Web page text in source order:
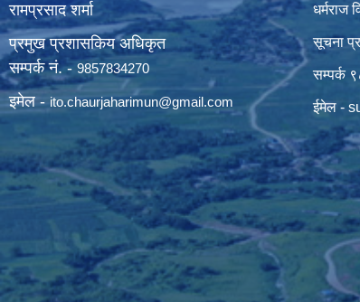
रामप्रसाद शर्मा
प्रमुख प्रशासकिय अधिकृत
सम्पर्क नं. - 9857834270
इमेल - ito.chaurjaharimun@gmail.com
धर्मराज
सूचना
सम्पर्क
ईमेल -